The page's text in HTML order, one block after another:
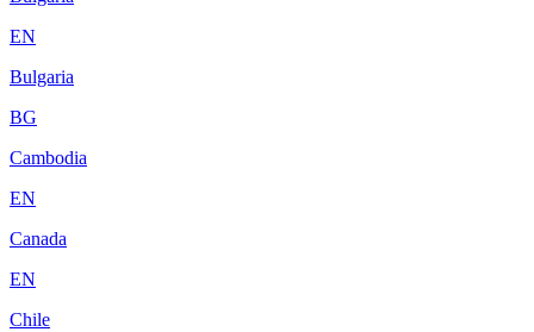
EN
Bulgaria
BG
Cambodia
EN
Canada
EN
Chile